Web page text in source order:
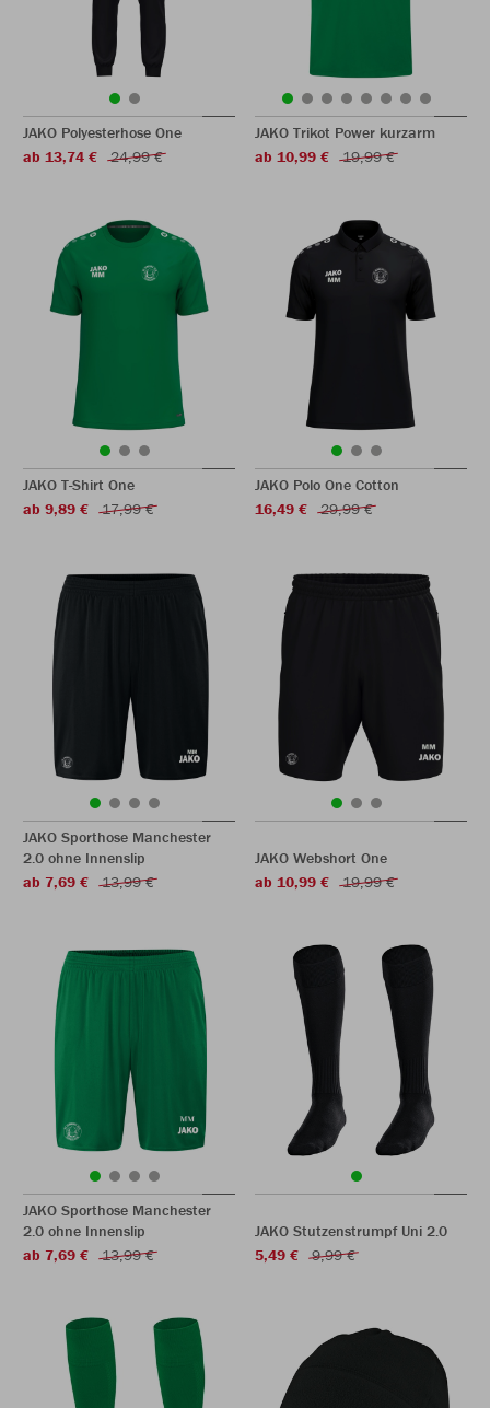
JAKO Polyesterhose One
ab 13,74 €
24,99 €
JAKO Trikot Power kurzarm
ab 10,99 €
19,99 €
JAKO T-Shirt One
ab 9,89 €
17,99 €
JAKO Polo One Cotton
16,49 €
29,99 €
JAKO Sporthose Manchester
2.0 ohne Innenslip
ab 7,69 €
13,99 €
JAKO Webshort One
ab 10,99 €
19,99 €
JAKO Sporthose Manchester
2.0 ohne Innenslip
ab 7,69 €
13,99 €
JAKO Stutzenstrumpf Uni 2.0
5,49 €
9,99 €